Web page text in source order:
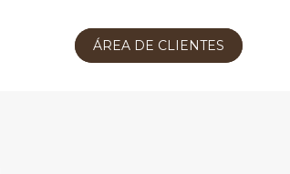
ÁREA DE CLIENTES